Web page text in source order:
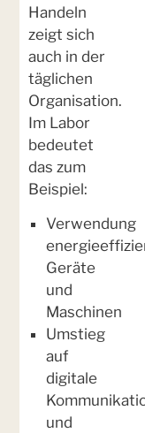
Handeln
zeigt sich
auch in der
täglichen
Organisation.
Im Labor
bedeutet
das zum
Beispiel:
Verwendung
Geräte
und
Maschinen
Umstieg
auf
digitale
und